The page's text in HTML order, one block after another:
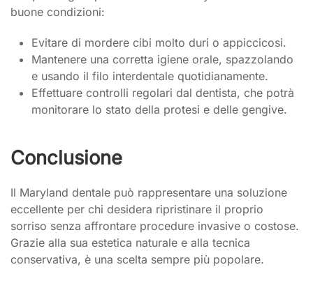
buone condizioni:
Evitare di mordere cibi molto duri o appiccicosi.
Mantenere una corretta igiene orale, spazzolando
e usando il filo interdentale quotidianamente.
Effettuare controlli regolari dal dentista, che potrà
monitorare lo stato della protesi e delle gengive.
Conclusione
Il Maryland dentale può rappresentare una soluzione
eccellente per chi desidera ripristinare il proprio
sorriso senza affrontare procedure invasive o costose.
Grazie alla sua estetica naturale e alla tecnica
conservativa, è una scelta sempre più popolare.